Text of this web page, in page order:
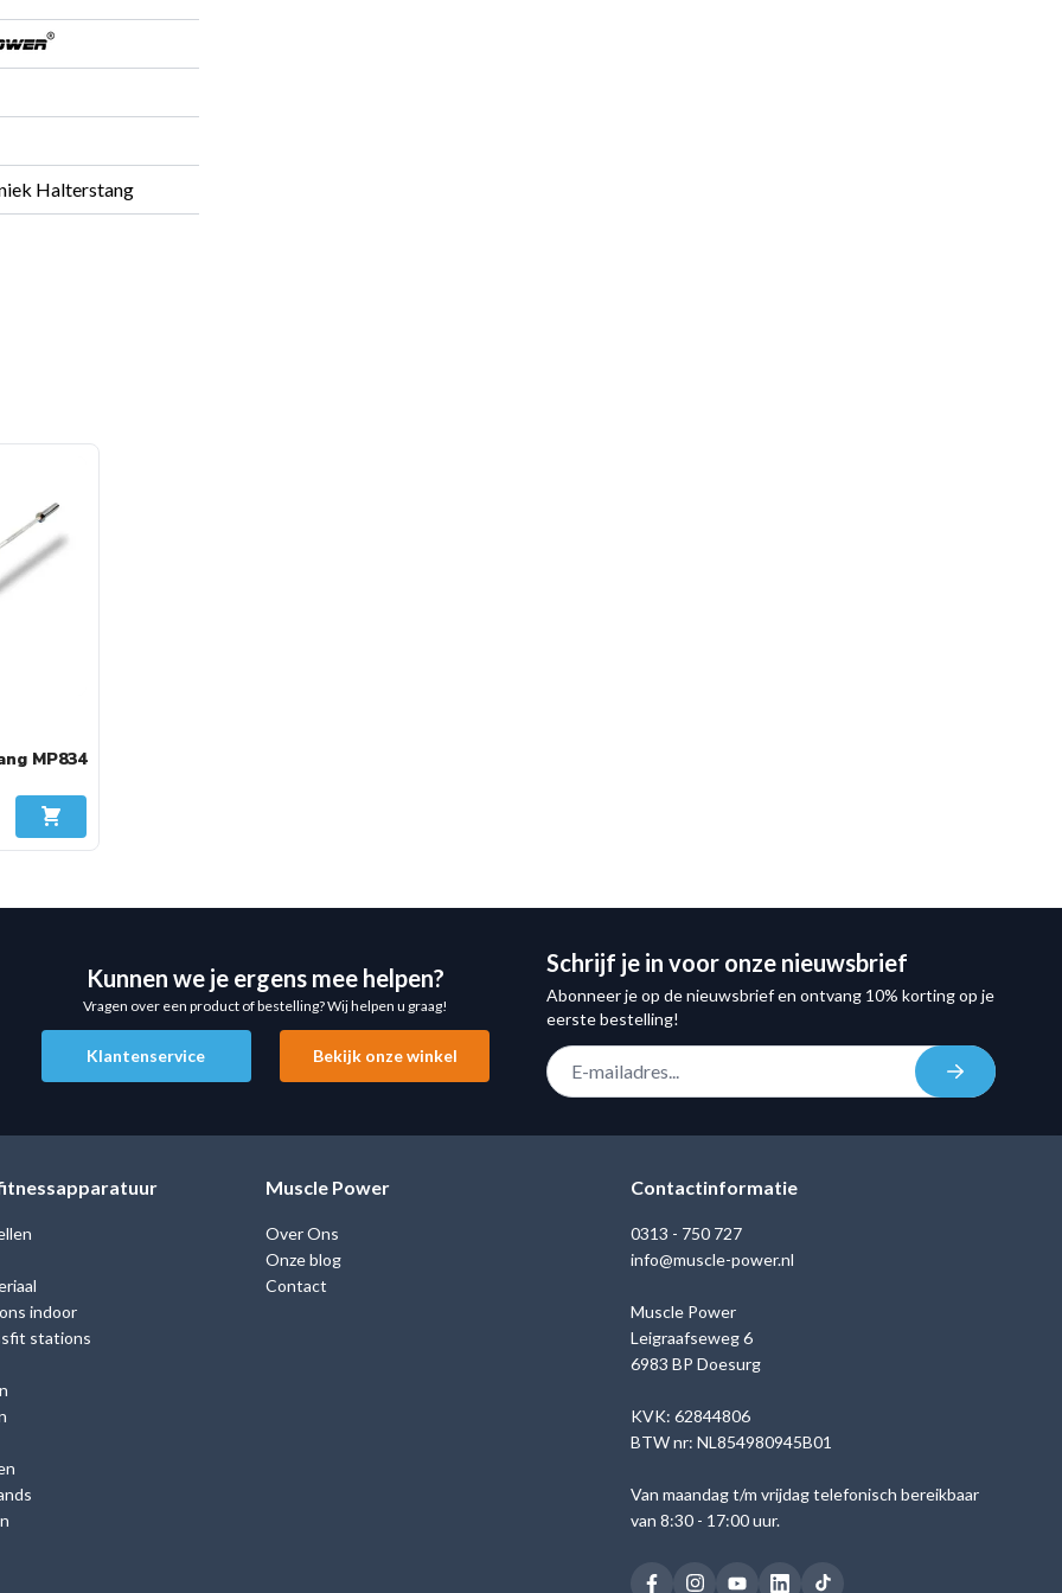
veilig willen starten
externe belasting.
Halterstang
MP834
In Winkelwagen
Kunnen we je ergens mee helpen?
Vragen over een product of bestelling? Wij helpen u graag!
Klantenservice Bekijk onze winkel
Schrijf je in voor onze nieuwsbrief
Abonneer je op de nieuwsbrief en ontvang 10% korting op je
eerste bestelling!
E-mail adres
Inschrijven
indoor
stations
Muscle Power
Over Ons
Onze blog
Contact
Contactinformatie
0313 - 750 727
info@muscle-power.nl
Muscle Power
Leigraafseweg 6
6983 BP Doesurg
KVK: 62844806
BTW nr: NL854980945B01
Van maandag t/m vrijdag telefonisch bereikbaar
van 8:30 - 17:00 uur.